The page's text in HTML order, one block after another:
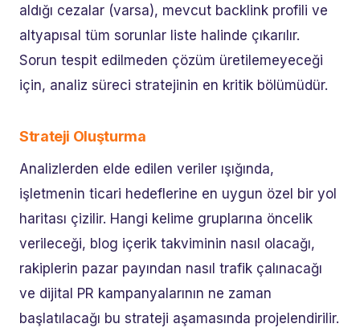
aldığı cezalar (varsa), mevcut backlink profili ve
altyapısal tüm sorunlar liste halinde çıkarılır.
Sorun tespit edilmeden çözüm üretilemeyeceği
için, analiz süreci stratejinin en kritik bölümüdür.
Strateji Oluşturma
Analizlerden elde edilen veriler ışığında,
işletmenin ticari hedeflerine en uygun özel bir yol
haritası çizilir. Hangi kelime gruplarına öncelik
verileceği, blog içerik takviminin nasıl olacağı,
rakiplerin pazar payından nasıl trafik çalınacağı
ve dijital PR kampanyalarının ne zaman
başlatılacağı bu strateji aşamasında projelendirilir.